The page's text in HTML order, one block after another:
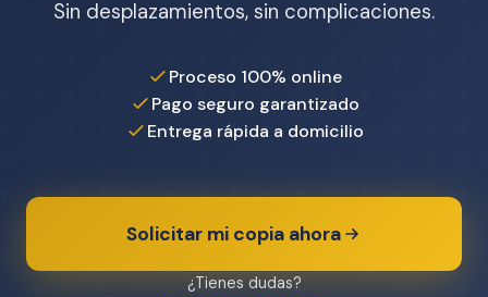
Sin desplazamientos, sin complicaciones.
Proceso 100% online
Pago seguro garantizado
Entrega rápida a domicilio
Solicitar mi copia ahora
¿Tienes dudas?